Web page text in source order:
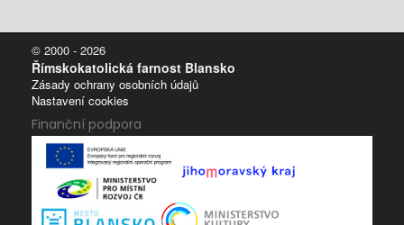
© 2000 - 2026
Římskokatolická farnost Blansko
Zásady ochrany osobních údajů
Nastavení cookies
Finanční podpora